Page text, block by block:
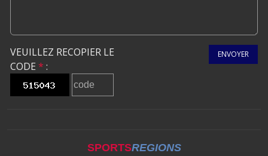
VEUILLEZ RECOPIER LE
CODE * :
ENVOYER
SPORTSREGIONS